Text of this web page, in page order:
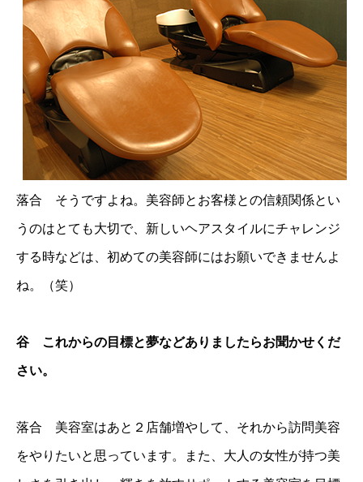
落合 そうですよね。美容師とお客様との信頼関係とい
うのはとても大切で、新しいヘアスタイルにチャレンジ
する時などは、初めての美容師にはお願いできませんよ
ね。（笑）
谷 これからの目標と夢などありましたらお聞かせくだ
さい。
落合 美容室はあと２店舗増やして、それから訪問美容
をやりたいと思っています。また、大人の女性が持つ美